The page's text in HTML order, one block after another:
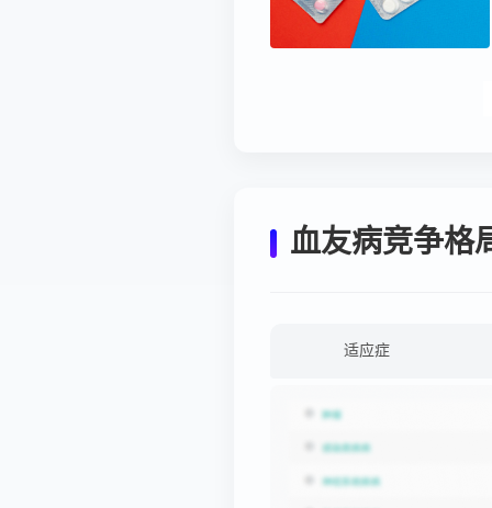
血友病竞争格
适应症